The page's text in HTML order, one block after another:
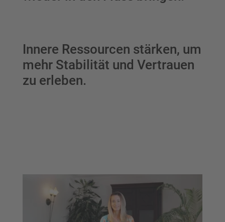
Innere Ressourcen stärken, um
mehr Stabilität und Vertrauen
zu erleben.